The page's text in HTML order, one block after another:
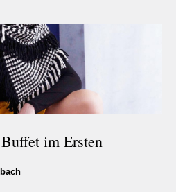
im Ersten